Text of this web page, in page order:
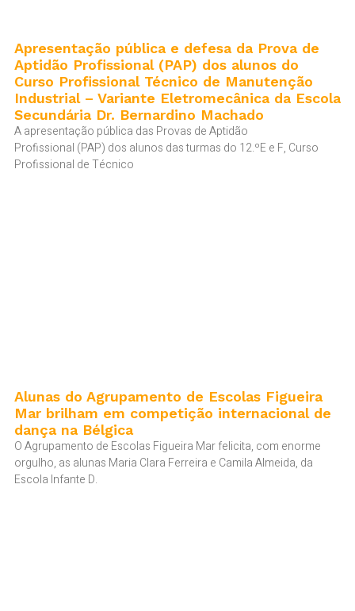
Apresentação pública e defesa da Prova de
Aptidão Profissional (PAP) dos alunos do
Curso Profissional Técnico de Manutenção
Industrial – Variante Eletromecânica da Escola
Secundária Dr. Bernardino Machado
A apresentação pública das Provas de Aptidão
Profissional (PAP) dos alunos das turmas do 12.ºE e F, Curso
Profissional de Técnico
Alunas do Agrupamento de Escolas Figueira
Mar brilham em competição internacional de
dança na Bélgica
O Agrupamento de Escolas Figueira Mar felicita, com enorme
orgulho, as alunas Maria Clara Ferreira e Camila Almeida, da
Escola Infante D.